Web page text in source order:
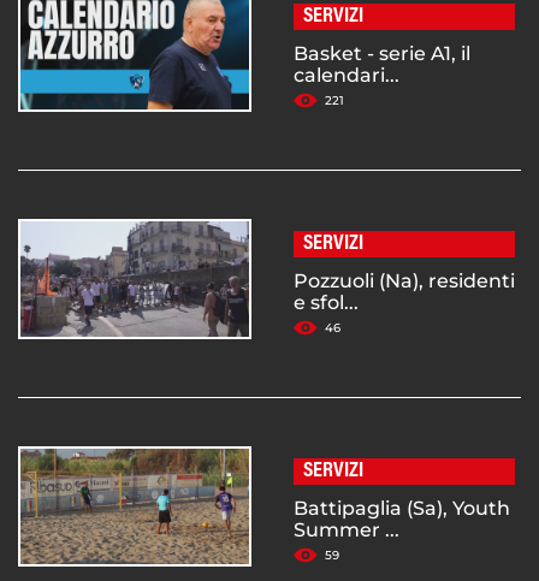
SERVIZI
Basket - serie A1, il
calendari...
221
SERVIZI
Pozzuoli (Na), residenti
e sfol...
46
SERVIZI
Battipaglia (Sa), Youth
Summer ...
59